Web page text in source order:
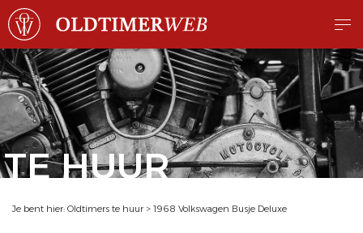
TE HUUR
Je bent hier: Oldtimers te huur > 1968 Volkswagen Busje Deluxe